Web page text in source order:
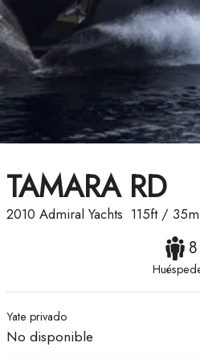
TAMARA RD
2010 Admiral Yachts 115ft/ 35m
8
Yate privado
No disponible